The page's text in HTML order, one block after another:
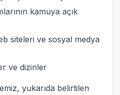
kamuya açık
siteleri ve sosyal medya
ve dizinler
yukarıda belirtilen